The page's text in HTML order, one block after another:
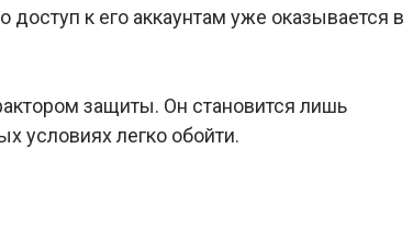
к его аккаунтам уже оказывается в
защиты. Он становится лишь
условиях легко обойти.